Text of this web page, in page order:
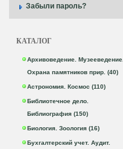
Забыли пароль?
КАТАЛОГ
Архивоведение. Музееведение.
Охрана памятников прир. (40)
Астрономия. Космос (110)
Библиотечное дело.
Библиография (150)
Биология. Зоология (16)
Бухгалтерский учет. Аудит.